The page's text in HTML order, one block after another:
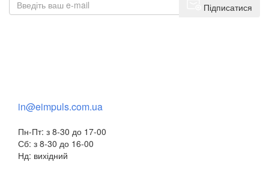
Підписатися
in@eimpuls.com.ua
Пн-Пт: з 8-30 до 17-00
Сб: з 8-30 до 16-00
Нд: вихідний